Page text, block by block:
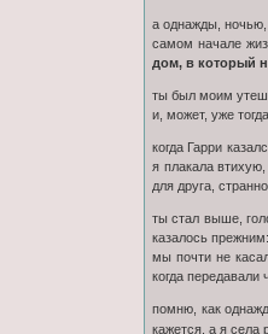
а однажды, ночью,
самом начале
дом, в который
ты был моим
и, может, уже
когда Гарри
я плакала
для друга,
ты стал выше,
казалось
мы почти не
когда
помню, как
кажется. а я села